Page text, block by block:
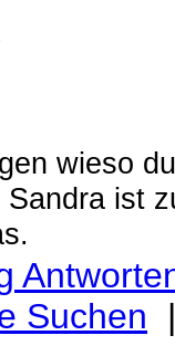
wieso
ist
Suchen